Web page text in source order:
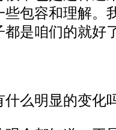
包容和理解。
是咱们的就好
么明显的变化